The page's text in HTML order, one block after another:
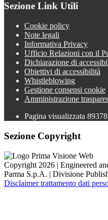
Sezione Link Utili
Cookie policy
Note legali
Informativa Privacy
Ufficio Relazioni con il
Dichiarazione di
Obiettivi di accessibilità
Whistleblowing
Gestione consensi cookie
Amministrazione
Pagina visualizzata 89378
Sezione Copyright
Copyright 2026 | Engineered
Parma S.p.A. | Divisione
Disclaimer trattamento dati